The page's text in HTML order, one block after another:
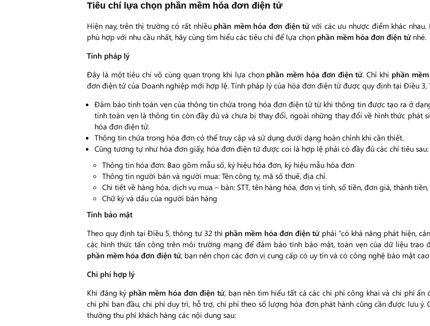
Tiêu chí lựa chọn phần mềm hóa đơn điện tử
Hiện nay, trên thị trường có rất nhiều phần mềm hóa đơn điện tửvới các ưu nhược điểm khác nhau.
phù hợp với nhu cầu nhất, hãy cùng tìm hiểu các tiêu chí để lựa chọn phần mềm hóa đơn điện tửnhé.
Tính pháp lý
Đây là một tiêu chí vô cùng quan trọng khi lựa chọn phần mềm hóa đơn điện tử. Chỉ khi phần
đơn điện tử của Doanh nghiệp mới hợp lệ. Tính pháp lý của hóa đơn điện tử được quy định tại Điều 3,
Đảm bảo tính toàn vẹn của thông tin chứa trong hóa đơn điện tử từ khi thông tin được tạo ra ở
tính toàn vẹn là thông tin còn đầy đủ và chưa bị thay đổi, ngoài những thay đổi về hình thức phát
hóa đơn điện tử.
Thông tin chứa trong hóa đơn có thể truy cập và sử dụng dưới dạng hoàn chỉnh khi cần thiết.
Cũng tương tự như hóa đơn giấy, hóa đơn điện tử được coi là hợp lệ phải có đầy đủ các chỉ tiêu sau:
Thông tin hóa đơn: Bao gồm mẫu số, ký hiệu hóa đơn, ký hiệu mẫu hóa đơn
Thông tin người bán và người mua: Tên công ty, mã số thuế, địa chỉ.
Chi tiết về hàng hóa, dịch vụ mua – bán: STT, tên hàng hóa, đơn vị tính, số tiền, đơn giá, thành
Chữ ký và dấu của người bán hàng
Tính bảo mật
Theo quy định tại Điều 5, thông tư 32 thì phần mềm hóa đơn điện tửphải “có khả năng phát hiện,
các hình thức tấn công trên môi trường mạng để đảm bảo tính bảo mật, toàn vẹn của dữ liệu trao
phần mềm hóa đơn điện tử, bạn nên chọn các đơn vị cung cấp có uy tín và có công nghệ bảo mật
Chi phí hợp lý
Khi đăng ký phần mềm hóa đơn điện tử, bạn nên tìm hiểu tất cả các chi phí công khai và chi phí
chi phí ban đầu, chi phí duy trì, hỗ trợ, chi phí theo số lượng hóa đơn phát hành cũng cần được lưu ý.
thường thu phí khách hàng các nội dung sau: